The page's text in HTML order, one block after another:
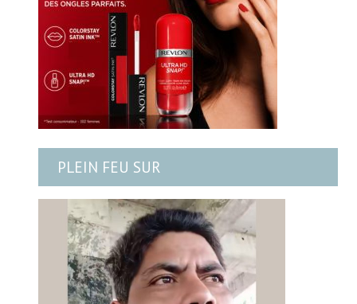
PLEIN FEU SUR